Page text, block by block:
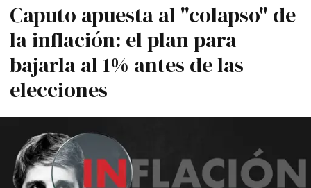
Caputo apuesta al "colapso" de
la inflación: el plan para
bajarla al 1% antes de las
elecciones